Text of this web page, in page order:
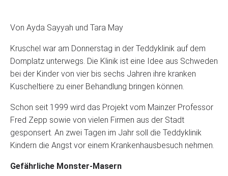
Von Ayda Sayyah und Tara May
Kruschel war am Donnerstag in der Teddyklinik auf dem
Domplatz unterwegs. Die Klinik ist eine Idee aus Schweden
bei der Kinder von vier bis sechs Jahren ihre kranken
Kuscheltiere zu einer Behandlung bringen können.
Schon seit 1999 wird das Projekt vom Mainzer Professor
Fred Zepp sowie von vielen Firmen aus der Stadt
gesponsert. An zwei Tagen im Jahr soll die Teddyklinik
Kindern die Angst vor einem Krankenhausbesuch nehmen.
Gefährliche Monster-Masern